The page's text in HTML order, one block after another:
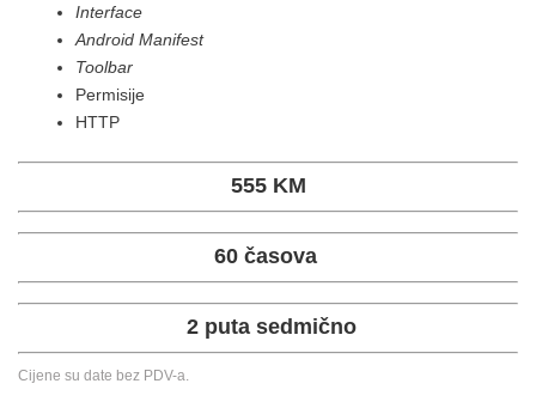
Interface
Android Manifest
Toolbar
Permisije
HTTP
555 KM
60 časova
2 puta sedmično
Cijene su date bez PDV-a.